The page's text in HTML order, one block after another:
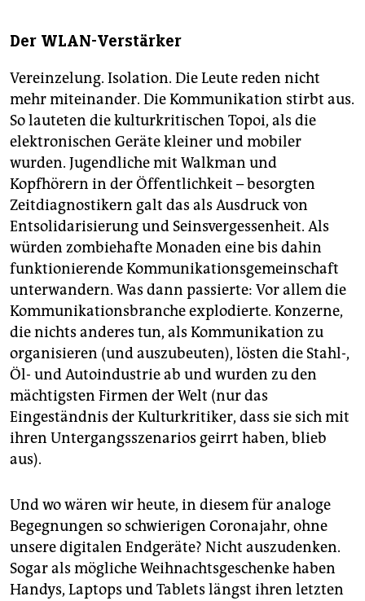
Der WLAN-Verstärker
Vereinzelung. Isolation. Die Leute reden nicht
mehr miteinander. Die Kommunikation stirbt aus.
So lauteten die kulturkritischen Topoi, als die
elektronischen Geräte kleiner und mobiler
wurden. Jugendliche mit Walkman und
Kopfhörern in der Öffentlichkeit – besorgten
Zeitdiagnostikern galt das als Ausdruck von
Entsolidarisierung und Seinsvergessenheit. Als
würden zombiehafte Monaden eine bis dahin
funktionierende Kommunikationsgemeinschaft
unterwandern. Was dann passierte: Vor allem die
Kommunikationsbranche explodierte. Konzerne,
die nichts anderes tun, als Kommunikation zu
organisieren (und auszubeuten), lösten die Stahl-,
Öl- und Autoindus­trie ab und wurden zu den
mächtigsten Firmen der Welt (nur das
Eingeständnis der Kulturkritiker, dass sie sich mit
ihren Untergangsszenarios geirrt haben, blieb
aus).
Und wo wären wir heute, in diesem für analoge
Begegnungen so schwierigen Coronajahr, ohne
unsere digitalen Endgeräte? Nicht auszudenken.
Sogar als mögliche Weihnachtsgeschenke haben
Handys, Laptops und Tablets längst ihren letzten